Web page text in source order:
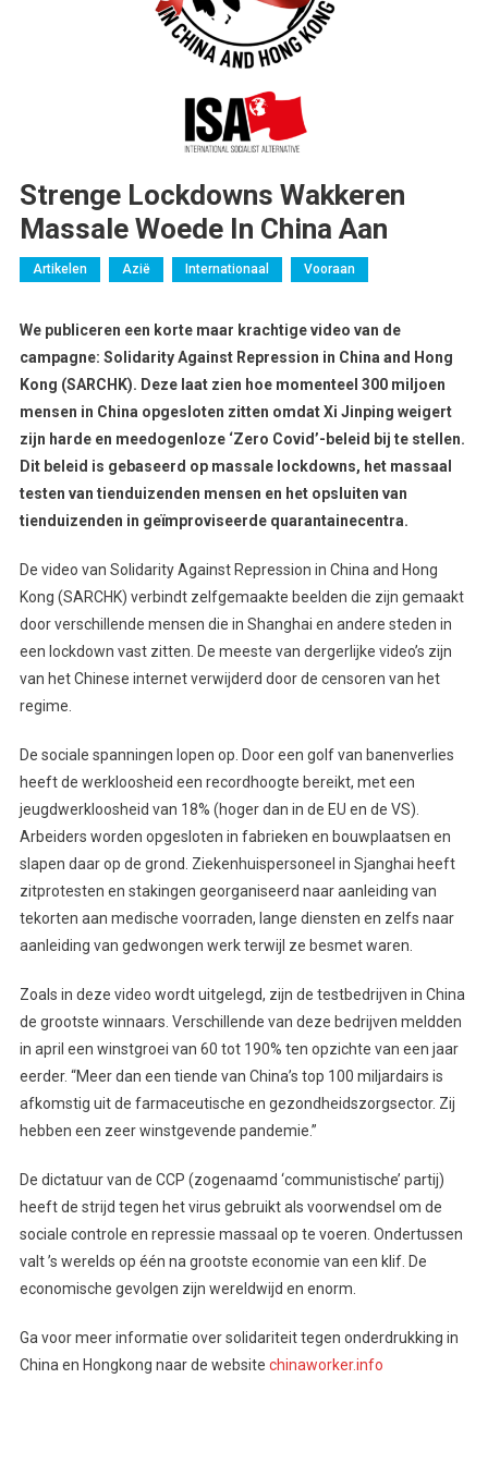
Strenge Lockdowns Wakkeren
Massale Woede In China Aan
Artikelen Azië Internationaal Vooraan
We publiceren een korte maar krachtige video van de
campagne: Solidarity Against Repression in China and Hong
Kong (SARCHK). Deze laat zien hoe momenteel 300 miljoen
mensen in China opgesloten zitten omdat Xi Jinping weigert
zijn harde en meedogenloze ‘Zero Covid’-beleid bij te stellen.
Dit beleid is gebaseerd op massale lockdowns, het massaal
testen van tienduizenden mensen en het opsluiten van
tienduizenden in geïmproviseerde quarantainecentra.
De video van Solidarity Against Repression in China and Hong
Kong (SARCHK) verbindt zelfgemaakte beelden die zijn gemaakt
door verschillende mensen die in Shanghai en andere steden in
een lockdown vast zitten. De meeste van dergerlijke video’s zijn
van het Chinese internet verwijderd door de censoren van het
regime.
De sociale spanningen lopen op. Door een golf van banenverlies
heeft de werkloosheid een recordhoogte bereikt, met een
jeugdwerkloosheid van 18% (hoger dan in de EU en de VS).
Arbeiders worden opgesloten in fabrieken en bouwplaatsen en
slapen daar op de grond. Ziekenhuispersoneel in Sjanghai heeft
zitprotesten en stakingen georganiseerd naar aanleiding van
tekorten aan medische voorraden, lange diensten en zelfs naar
aanleiding van gedwongen werk terwijl ze besmet waren.
Zoals in deze video wordt uitgelegd, zijn de testbedrijven in China
de grootste winnaars. Verschillende van deze bedrijven meldden
in april een winstgroei van 60 tot 190% ten opzichte van een jaar
eerder. “Meer dan een tiende van China’s top 100 miljardairs is
afkomstig uit de farmaceutische en gezondheidszorgsector. Zij
hebben een zeer winstgevende pandemie.”
De dictatuur van de CCP (zogenaamd ‘communistische’ partij)
heeft de strijd tegen het virus gebruikt als voorwendsel om de
sociale controle en repressie massaal op te voeren. Ondertussen
valt ’s werelds op één na grootste economie van een klif. De
economische gevolgen zijn wereldwijd en enorm.
Ga voor meer informatie over solidariteit tegen onderdrukking in
China en Hongkong naar de website chinaworker.info